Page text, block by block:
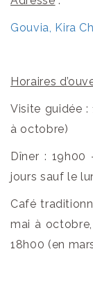
Gouvia, Kira
Horaires
Visite guidée
à octobre)
Dîner :
jours sauf le
Café
mai à
18h00 (en